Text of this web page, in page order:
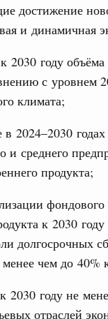
достижение
и динамичная
2030 году
с уровнем
климата;
2024–2030 годах
и среднего
продукта;
к 2030
долгосрочных
чем до 40%
2030 году не
отраслей
по
и массовый
Некоммерческие
Голикова
медики» с